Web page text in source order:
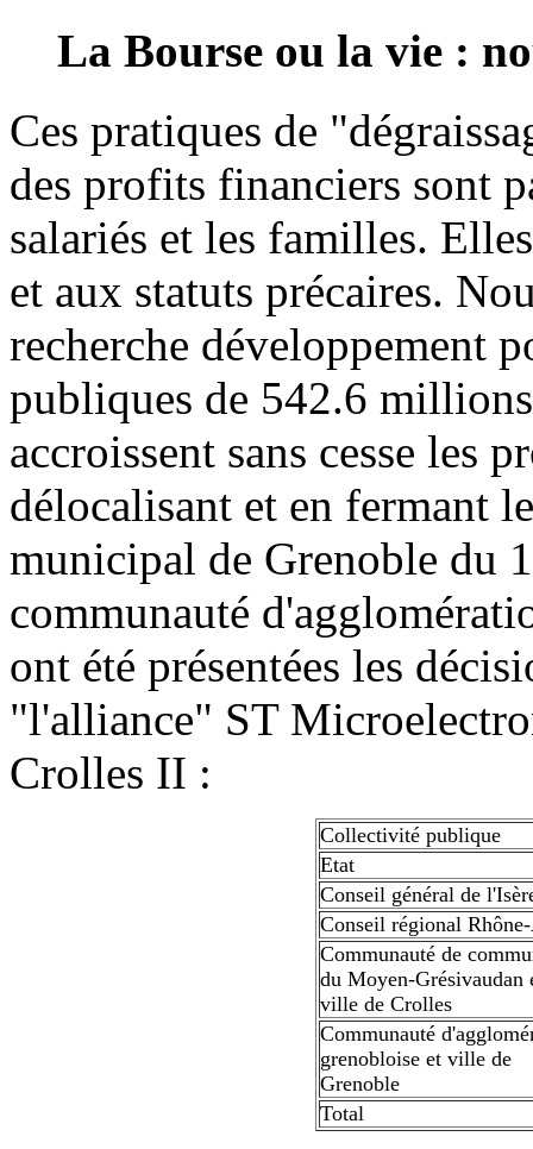
La Bourse ou la vie :
Ces pratiques de
des profits financiers sont
salariés et les familles.
et aux statuts précaires.
recherche développement
publiques de 542.6
accroissent sans cesse les
délocalisant et en fermant
municipal de Grenoble du
communauté
ont été présentées les
"l'alliance" ST
Crolles II :
Collectivité publique
Etat
Conseil général de
Conseil régional
Communauté de
du Moyen-Grésivaudan
ville de Crolles
Communauté
grenobloise et ville de
Grenoble
Total